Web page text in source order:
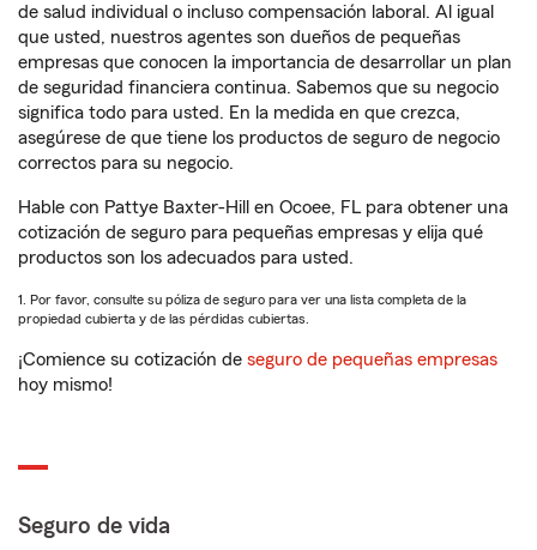
de salud individual o incluso compensación laboral. Al igual
que usted, nuestros agentes son dueños de pequeñas
empresas que conocen la importancia de desarrollar un plan
de seguridad financiera continua. Sabemos que su negocio
significa todo para usted. En la medida en que crezca,
asegúrese de que tiene los productos de seguro de negocio
correctos para su negocio.
Hable con Pattye Baxter-Hill en Ocoee, FL para obtener una
cotización de seguro para pequeñas empresas y elija qué
productos son los adecuados para usted.
1. Por favor, consulte su póliza de seguro para ver una lista completa de la
propiedad cubierta y de las pérdidas cubiertas.
¡Comience su cotización de seguro de pequeñas empresas
hoy mismo!
Seguro de vida